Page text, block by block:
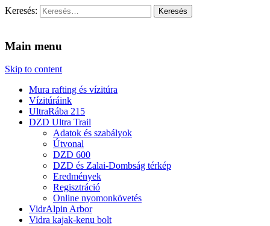
Keresés:
Main menu
Skip to content
Mura rafting és vízitúra
Vízitúráink
UltraRába 215
DZD Ultra Trail
Adatok és szabályok
Útvonal
DZD 600
DZD és Zalai-Dombság térkép
Eredmények
Regisztráció
Online nyomonkövetés
VidrAlpin Arbor
Vidra kajak-kenu bolt